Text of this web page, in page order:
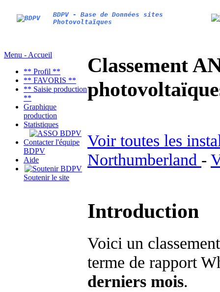
BDPV - Base de Données sites
Photovoltaïques
Menu - Accueil
** Profil **
** FAVORIS **
** Saisie production
**
Graphique
production
Statistiques
Contacter l'équipe
BDPV
Aide
Soutenir le site
Classement
Voir toutes les
Northumberland -
Introduction
Voici un
terme de rapport
derniers mois.